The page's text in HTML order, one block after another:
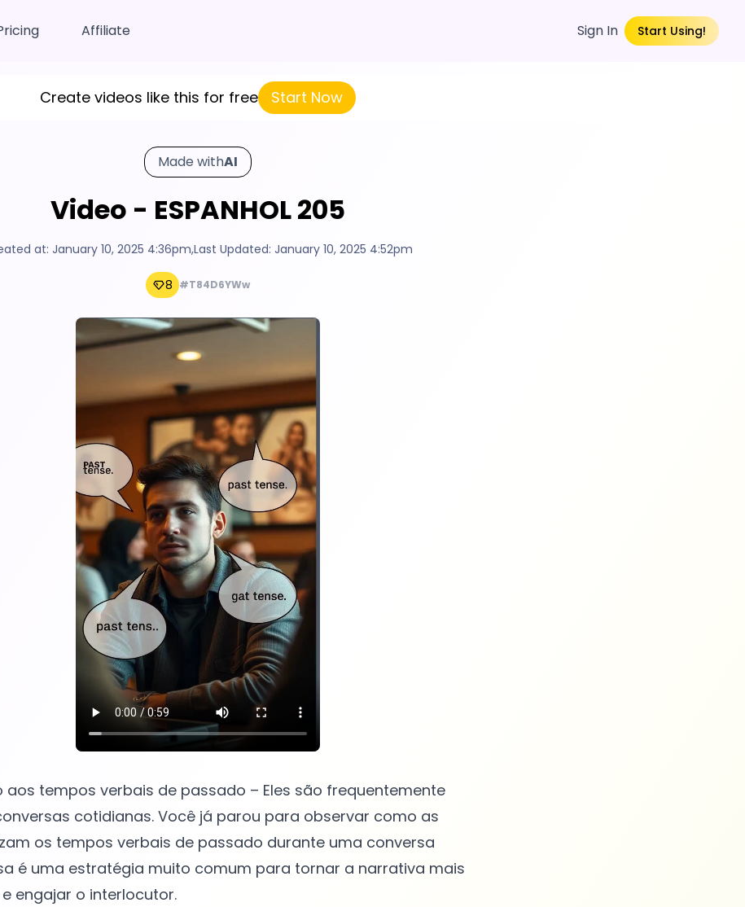
Affiliate Sign In Start Using!
Create videos like this for free Start Now
Made withAI
Video - ESPANHOL 205
at: January 10, 2025 4:36pm,Last Updated: January 10, 2025 4:52pm
8 #T84D6YWw
aos tempos verbais de passado – Eles são frequentemente
cotidianas. Você já parou para observar como as
os tempos verbais de passado durante uma conversa
é uma estratégia muito comum para tornar a narrativa mais
engajar o interlocutor.